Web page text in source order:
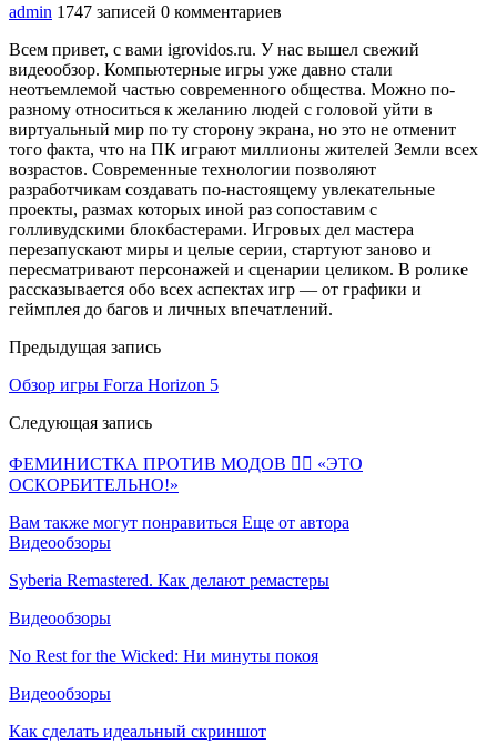
admin 1747 записей 0 комментариев
Всем привет, с вами igrovidos.ru. У нас вышел свежий
видеообзор. Компьютерные игры уже давно стали
неотъемлемой частью современного общества. Можно по-
разному относиться к желанию людей с головой уйти в
виртуальный мир по ту сторону экрана, но это не отменит
того факта, что на ПК играют миллионы жителей Земли всех
возрастов. Современные технологии позволяют
разработчикам создавать по-настоящему увлекательные
проекты, размах которых иной раз сопоставим с
голливудскими блокбастерами. Игровых дел мастера
перезапускают миры и целые серии, стартуют заново и
пересматривают персонажей и сценарии целиком. В ролике
рассказывается обо всех аспектах игр — от графики и
геймплея до багов и личных впечатлений.
Предыдущая запись
Обзор игры Forza Horizon 5
Следующая запись
ФЕМИНИСТКА ПРОТИВ МОДОВ 🤦‍♀️ «ЭТО
ОСКОРБИТЕЛЬНО!»
Вам также могут понравиться Еще от автора
Видеообзоры
Syberia Remastered. Как делают ремастеры
Видеообзоры
No Rest for the Wicked: Ни минуты покоя
Видеообзоры
Как сделать идеальный скриншот